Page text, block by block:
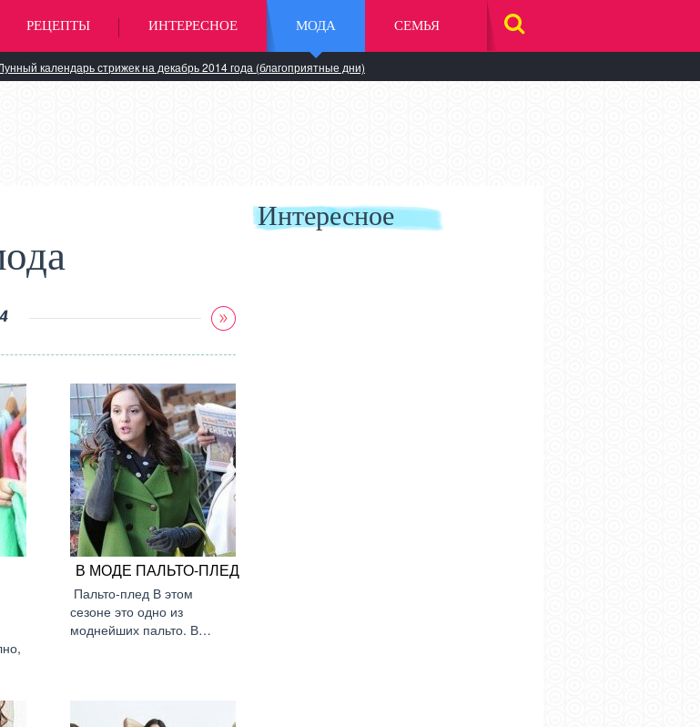
РЕЦЕПТЫ ИНТЕРЕСНОЕ МОДА СЕМЬЯ
календарь стрижек на декабрь 2014 года (благоприятные дни)
4
В МОДЕ ПАЛЬТО-ПЛЕД
Пальто-плед В этом
сезоне это одно из
моднейших пальто. В…
Интересное